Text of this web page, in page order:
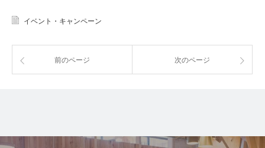
イベント・キャンペーン
前のページ 次のページ